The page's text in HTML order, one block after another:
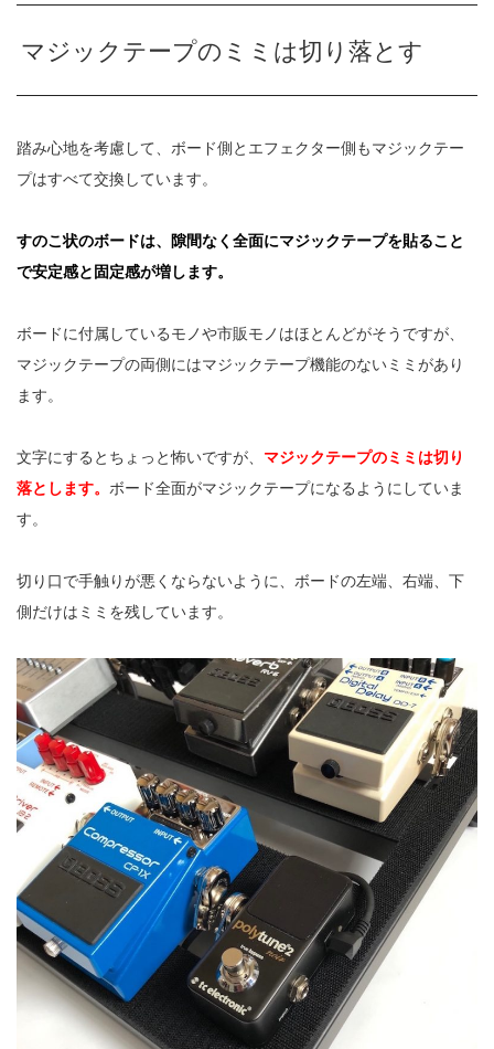
マジックテープのミミは切り落とす
踏み心地を考慮して、ボード側とエフェクター側もマジックテー
プはすべて交換しています。
すのこ状のボードは、隙間なく全面にマジックテープを貼ること
で安定感と固定感が増します。
ボードに付属しているモノや市販モノはほとんどがそうですが、
マジックテープの両側にはマジックテープ機能のないミミがあり
ます。
文字にするとちょっと怖いですが、 マジックテープのミミは切り
落とします。 ボード全面がマジックテープになるようにしていま
す。
切り口で手触りが悪くならないように、ボードの左端、右端、下
側だけはミミを残しています。